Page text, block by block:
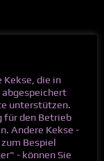
Kekse, die in
unterstützen.
für den Betrieb
Andere Kekse -
Bespiel
- können Sie